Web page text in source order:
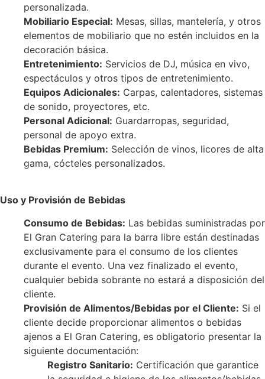
personalizada.
Mobiliario Especial: Mesas, sillas, mantelería, y otros
elementos de mobiliario que no estén incluidos en la
decoración básica.
Entretenimiento: Servicios de DJ, música en vivo,
espectáculos y otros tipos de entretenimiento.
Equipos Adicionales: Carpas, calentadores, sistemas
de sonido, proyectores, etc.
Personal Adicional: Guardarropas, seguridad,
personal de apoyo extra.
Bebidas Premium: Selección de vinos, licores de alta
gama, cócteles personalizados.
Uso y Provisión de Bebidas
Consumo de Bebidas: Las bebidas suministradas por
El Gran Catering para la barra libre están destinadas
exclusivamente para el consumo de los clientes
durante el evento. Una vez finalizado el evento,
cualquier bebida sobrante no estará a disposición del
cliente.
Provisión de Alimentos/Bebidas por el Cliente: Si el
cliente decide proporcionar alimentos o bebidas
ajenos a El Gran Catering, es obligatorio presentar la
siguiente documentación:
Registro Sanitario: Certificación que garantice